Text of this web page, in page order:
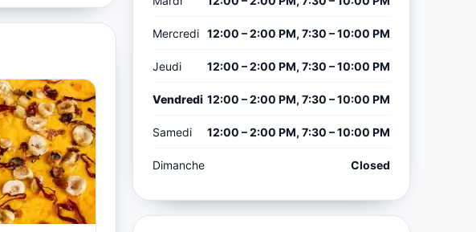
Mercredi 12:00 – 2:00 PM, 7:30 – 10:00 PM
Jeudi 12:00 – 2:00 PM, 7:30 – 10:00 PM
Vendredi 12:00 – 2:00 PM, 7:30 – 10:00 PM
Samedi 12:00 – 2:00 PM, 7:30 – 10:00 PM
Dimanche Closed